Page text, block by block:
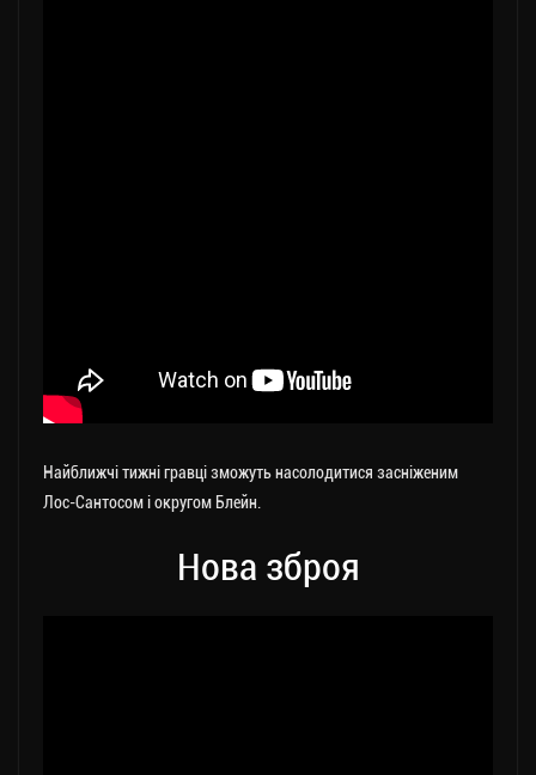
Найближчі тижні гравці зможуть насолодитися засніженим
Лос-Сантосом і округом Блейн.
Нова зброя